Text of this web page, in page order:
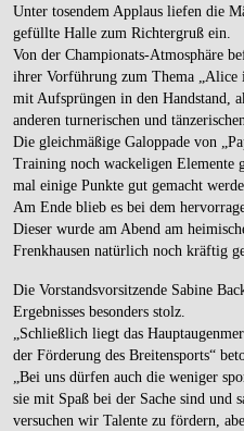
Unter tosendem Applaus liefen die
gefüllte Halle zum Richtergruß ein.
Von der Championats-Atmosphäre
ihrer Vorführung zum Thema „Alice
mit Aufsprüngen in den Handstand,
anderen turnerischen und
Die gleichmäßige Galoppade von
Training noch wackeligen Elemente
mal einige Punkte gut gemacht
Am Ende blieb es bei dem
Dieser wurde am Abend am
Frenkhausen natürlich noch kräftig
Die Vorstandsvorsitzende Sabine
Ergebnisses besonders stolz.
„Schließlich liegt das
der Förderung des Breitensports“
„Bei uns dürfen auch die weniger
sie mit Spaß bei der Sache sind
versuchen wir Talente zu fördern,